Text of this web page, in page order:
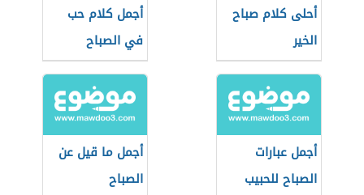
أحلى كلام صباح
الخير
أجمل كلام حب
في الصباح
أجمل عبارات
الصباح للحبيب
أجمل ما قيل عن
الصباح